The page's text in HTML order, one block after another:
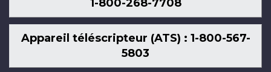
1-800-268-7708
Appareil téléscripteur (ATS) : 1-800-567-
5803